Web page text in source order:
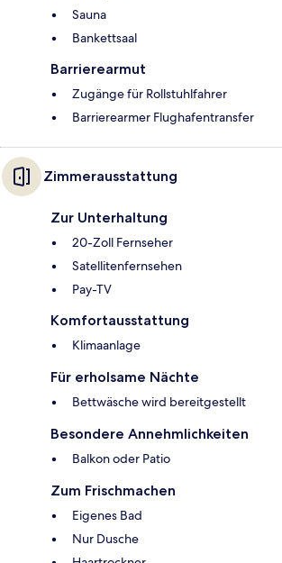
Sauna
Bankettsaal
Barrierearmut
Zugänge für Rollstuhlfahrer
Barrierearmer Flughafentransfer
Zimmerausstattung
Zur Unterhaltung
20-Zoll Fernseher
Satellitenfernsehen
Pay-TV
Komfortausstattung
Klimaanlage
Für erholsame Nächte
Bettwäsche wird bereitgestellt
Besondere Annehmlichkeiten
Balkon oder Patio
Zum Frischmachen
Eigenes Bad
Nur Dusche